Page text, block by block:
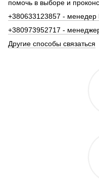
помочь в выборе и
+380633123857 - менедер
+380973952717 -
Другие способы связаться